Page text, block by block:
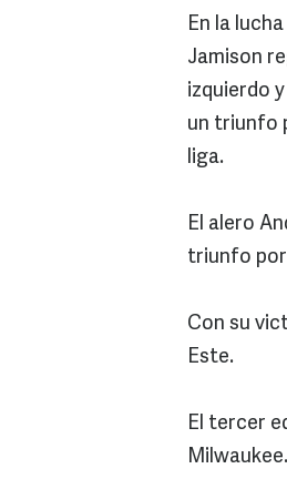
En la
Jamison
izquierdo
un triunfo
liga.
El alero
triunfo por
Con su
Este.
El tercer
Milwaukee.